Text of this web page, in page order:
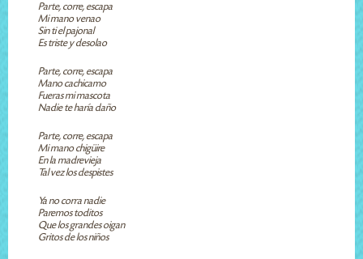
Parte, corre, escapa
Mi mano venao
Sin ti el pajonal
Es triste y desolao
Parte, corre, escapa
Mano cachicamo
Fueras mi mascota
Nadie te haría daño
Parte, corre, escapa
Mi mano chigüire
En la madrevieja
Tal vez los despistes
Ya no corra nadie
Paremos toditos
Que los grandes oigan
Gritos de los niños